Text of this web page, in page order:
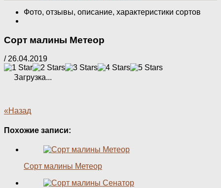
Фото, отзывы, описание, характеристики сортов
Сорт малины Метеор
/26.04.2019
Загрузка...
«Назад
Похожие записи:
Сорт малины Метеор